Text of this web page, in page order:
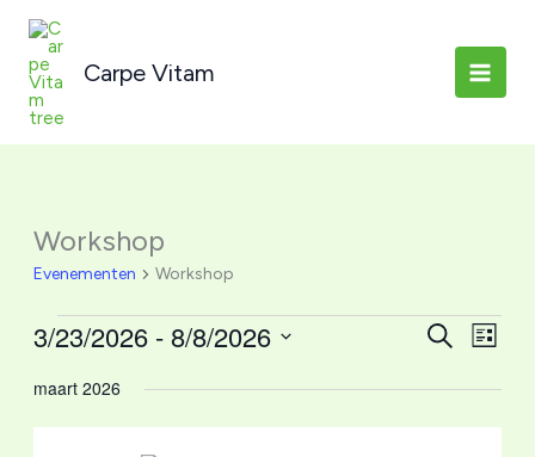
naar
inhoud
Carpe Vitam
Workshop
Evenementen Workshop
Evenementen
en
Zoeken
Lijst
3/23/2026 - 8/8/2026
een
datum.
maart 2026